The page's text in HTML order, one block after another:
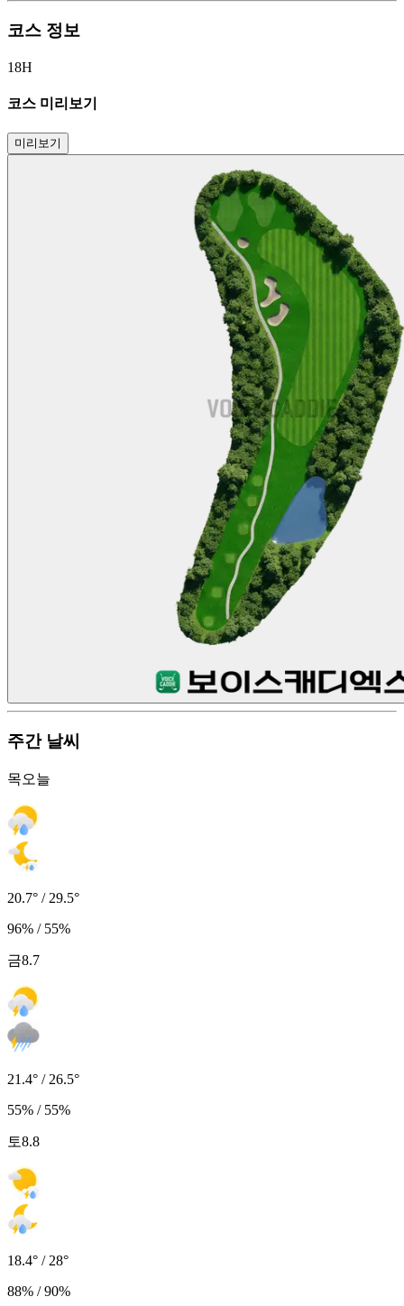
코스 정보
18H
코스 미리보기
미리보기
주간 날씨
목오늘
20.7° / 29.5°
96% / 55%
금8.7
21.4° / 26.5°
55% / 55%
토8.8
18.4° / 28°
88% / 90%